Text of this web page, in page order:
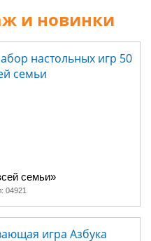
и новинки
семьи»
04921